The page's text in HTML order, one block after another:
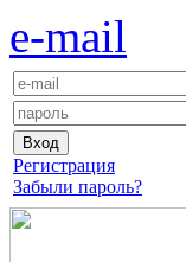
e-mail
Регистрация
Забыли пароль?